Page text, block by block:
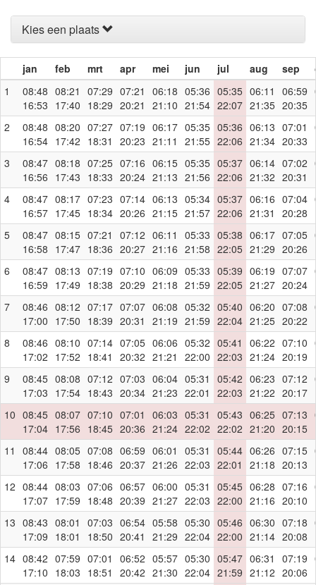
Kies een plaats
jan feb mrt apr mei jun jul aug sep
1
08:48
16:53
08:21
17:40
07:29
18:29
07:21
20:21
06:18
21:10
05:36
21:54
05:35
22:07
06:11
21:35
06:59
20:35
2
08:48
16:54
08:20
17:42
07:27
18:31
07:19
20:23
06:17
21:11
05:35
21:55
05:36
22:06
06:13
21:34
07:01
20:33
3
08:47
16:56
08:18
17:43
07:25
18:33
07:16
20:24
06:15
21:13
05:35
21:56
05:37
22:06
06:14
21:32
07:02
20:31
4
08:47
16:57
08:17
17:45
07:23
18:34
07:14
20:26
06:13
21:15
05:34
21:57
05:37
22:06
06:16
21:31
07:04
20:28
5
08:47
16:58
08:15
17:47
07:21
18:36
07:12
20:27
06:11
21:16
05:33
21:58
05:38
22:05
06:17
21:29
07:05
20:26
6
08:47
16:59
08:13
17:49
07:19
18:38
07:10
20:29
06:09
21:18
05:33
21:59
05:39
22:05
06:19
21:27
07:07
20:24
7
08:46
17:00
08:12
17:50
07:17
18:39
07:07
20:31
06:08
21:19
05:32
21:59
05:40
22:04
06:20
21:25
07:08
20:22
8
08:46
17:02
08:10
17:52
07:14
18:41
07:05
20:32
06:06
21:21
05:32
22:00
05:41
22:03
06:22
21:24
07:10
20:19
9
08:45
17:03
08:08
17:54
07:12
18:43
07:03
20:34
06:04
21:23
05:31
22:01
05:42
22:03
06:23
21:22
07:12
20:17
10 08:45
17:04
08:07
17:56
07:10
18:45
07:01
20:36
06:03
21:24
05:31
22:02
05:43
22:02
06:25
21:20
07:13
20:15
11
08:44
17:06
08:05
17:58
07:08
18:46
06:59
20:37
06:01
21:26
05:31
22:03
05:44
22:01
06:26
21:18
07:15
20:13
12 08:44
17:07
08:03
17:59
07:06
18:48
06:57
20:39
06:00
21:27
05:31
22:03
05:45
22:00
06:28
21:16
07:16
20:10
13 08:43
17:09
08:01
18:01
07:03
18:50
06:54
20:41
05:58
21:29
05:30
22:04
05:46
22:00
06:30
21:14
07:18
20:08
14 08:42
17:10
07:59
18:03
07:01
18:51
06:52
20:42
05:57
21:30
05:30
22:04
05:47
21:59
06:31
21:12
07:19
20:06